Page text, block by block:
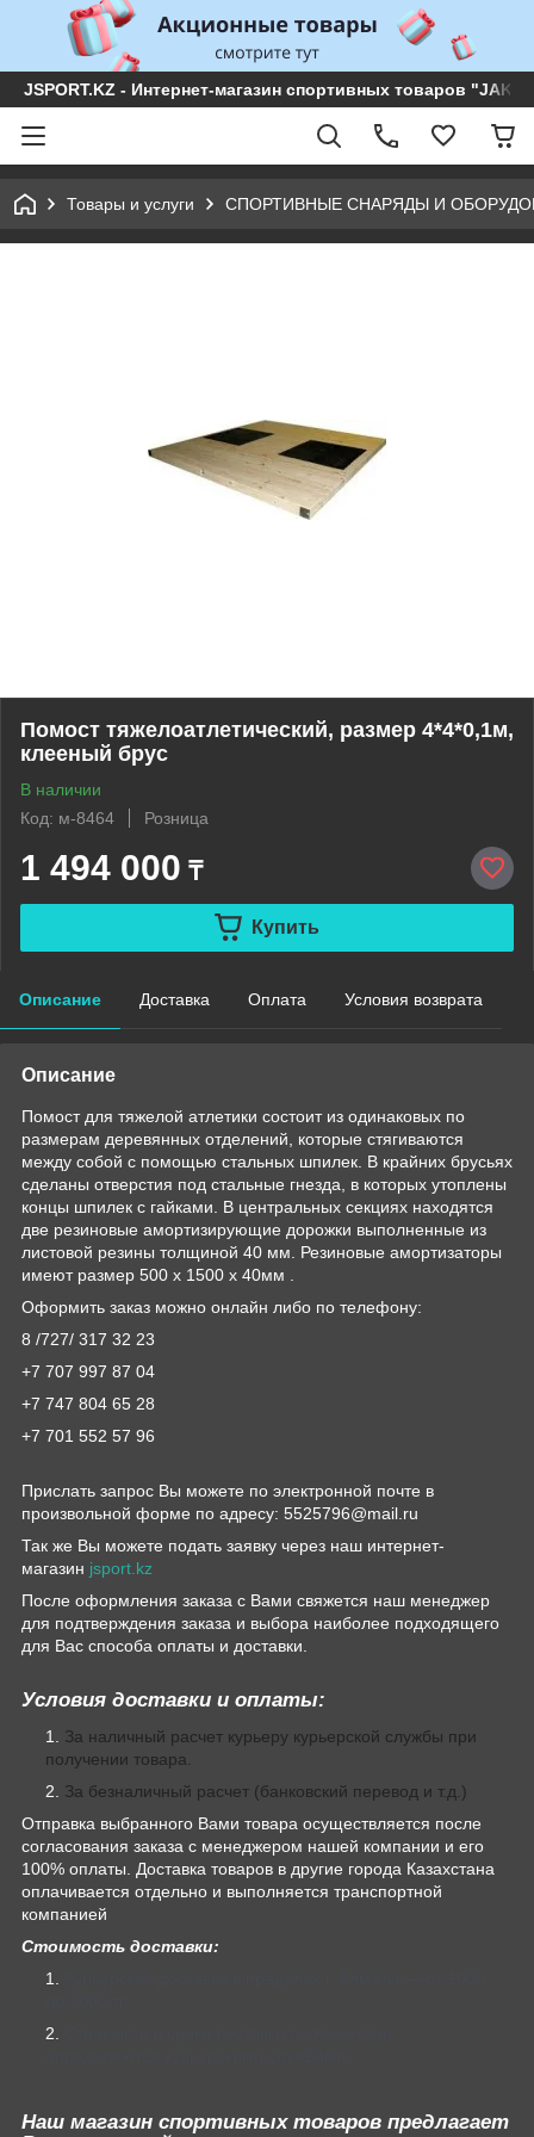
JSPORT.KZ - Интернет-магазин спортивных товаров
Товары и услуги СПОРТИВНЫЕ СНАРЯДЫ И
Помост тяжелоатлетический, размер 4*4*0,1м,
клееный брус
В наличии
Код: м-8464
Розница
1 494 000 ₸
Купить
Описание Доставка Оплата Условия возврата
Описание
Помост для тяжелой атлетики состоит из одинаковых по
размерам деревянных отделений, которые стягиваются
между собой с помощью стальных шпилек. В крайних брусьях
сделаны отверстия под стальные гнезда, в которых утоплены
концы шпилек с гайками. В центральных секциях находятся
две резиновые амортизирующие дорожки выполненные из
листовой резины толщиной 40 мм. Резиновые амортизаторы
имеют размер 500 х 1500 х 40мм .
Оформить заказ можно онлайн либо по телефону:
8 /727/ 317 32 23
+7 707 997 87 04
+7 747 804 65 28
+7 701 552 57 96
Прислать запрос Вы можете по электронной почте в
произвольной форме по адресу: 5525796@mail.ru
Так же Вы можете подать заявку через наш интернет-
магазин jsport.kz
После оформления заказа с Вами свяжется наш менеджер
для подтверждения заказа и выбора наиболее подходящего
для Вас способа оплаты и доставки.
Условия доставки и оплаты:
За наличный расчет курьеру курьерской службы при
получении товара.
За безналичный расчет (банковский перевод и т.д.)
Отправка выбранного Вами товара осуществляется после
согласования заказа с менеджером нашей компании и его
100% оплаты. Доставка товаров в другие города Казахстана
оплачивается отдельно и выполняется транспортной
компанией
Стоимость доставки:
Наш магазин спортивных товаров предлагает